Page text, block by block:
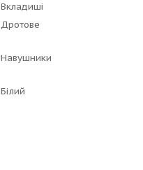
Вкладиші
Дротове
Навушники
Білий